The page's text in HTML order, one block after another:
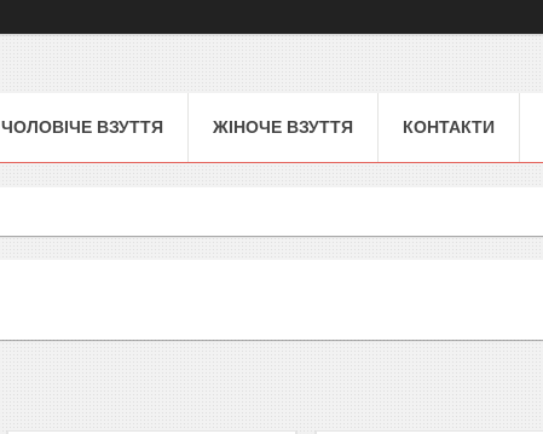
ЧОЛОВІЧЕ ВЗУТТЯ ЖІНОЧЕ ВЗУТТЯ КОНТАКТИ